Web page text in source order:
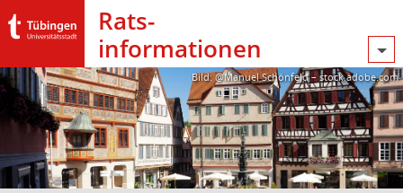
Rats­
informationen
Bild: @Manuel Schönfeld – stock.adobe.com